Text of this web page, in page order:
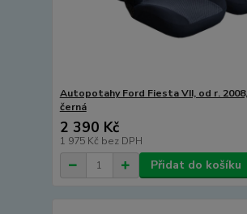
Autopotahy Ford Fiesta VII, od r.
černá
2 390 Kč
1 975 Kč bez DPH
Přidat do košíku